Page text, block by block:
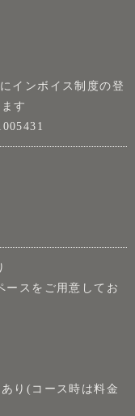
インボイス制度の登
す
ースをご用意してお
り(コース時は料金